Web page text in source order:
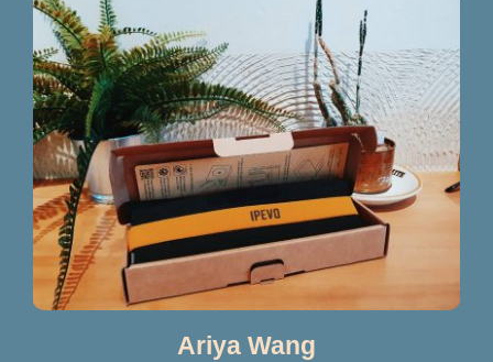
Ariya Wang